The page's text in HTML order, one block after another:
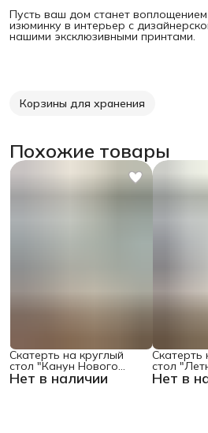
Пусть ваш дом станет
изюминку в интерьер с
нашими эксклюзивными принтами.
Корзины для хранения
Похожие товары
Нет в наличии
Скатерть на круглый
стол "Канун Нового
Года", 150х150 , серия Нет в
Скатерть
стол
кафе",